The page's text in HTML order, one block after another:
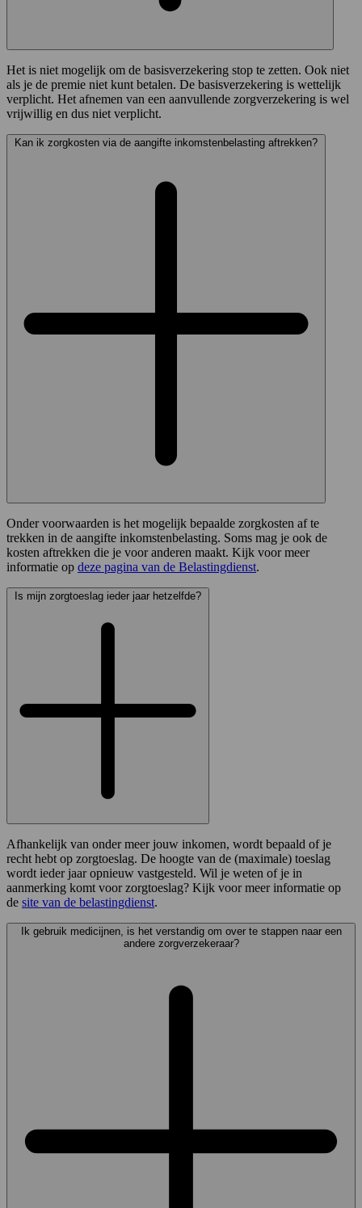
Het is niet mogelijk om de basisverzekering stop te zetten. Ook niet
als je de premie niet kunt betalen. De basisverzekering is wettelijk
verplicht. Het afnemen van een aanvullende zorgverzekering is wel
vrijwillig en dus niet verplicht.
Kan ik zorgkosten via de aangifte inkomstenbelasting aftrekken?
Onder voorwaarden is het mogelijk bepaalde zorgkosten af te
trekken in de aangifte inkomstenbelasting. Soms mag je ook de
kosten aftrekken die je voor anderen maakt. Kijk voor meer
informatie op deze pagina van de Belastingdienst.
Is mijn zorgtoeslag ieder jaar hetzelfde?
Afhankelijk van onder meer jouw inkomen, wordt bepaald of je
recht hebt op zorgtoeslag. De hoogte van de (maximale) toeslag
wordt ieder jaar opnieuw vastgesteld. Wil je weten of je in
aanmerking komt voor zorgtoeslag? Kijk voor meer informatie op
de site van de belastingdienst.
Ik gebruik medicijnen, is het verstandig om over te stappen naar een
andere zorgverzekeraar?